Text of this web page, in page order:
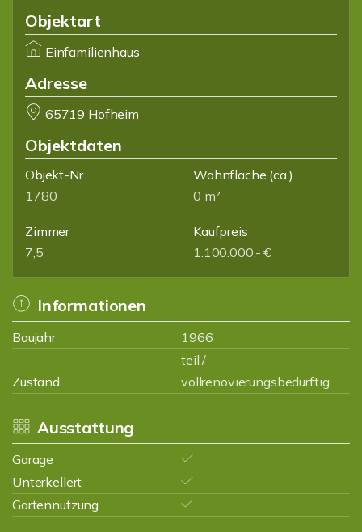
Objektart
Einfamilienhaus
Adresse
65719 Hofheim
Objektdaten
Objekt-Nr.
1780
Wohnfläche (ca.)
0 m²
Zimmer
7,5
Kaufpreis
1.100.000,- €
Informationen
Baujahr 1966
Zustand
teil /
vollrenovierungsbedürftig
Ausstattung
Garage
Unterkellert
Gartennutzung